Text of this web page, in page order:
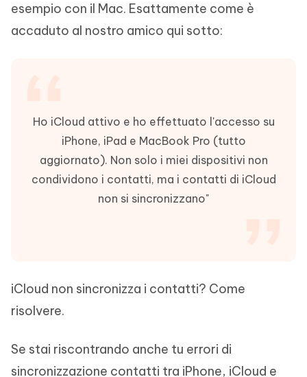
esempio con il Mac. Esattamente come è
accaduto al nostro amico qui sotto:
Ho iCloud attivo e ho effettuato l'accesso su
iPhone, iPad e MacBook Pro (tutto
aggiornato). Non solo i miei dispositivi non
condividono i contatti, ma i contatti di iCloud
non si sincronizzano"
iCloud non sincronizza i contatti? Come
risolvere.
Se stai riscontrando anche tu errori di
sincronizzazione contatti tra iPhone, iCloud e